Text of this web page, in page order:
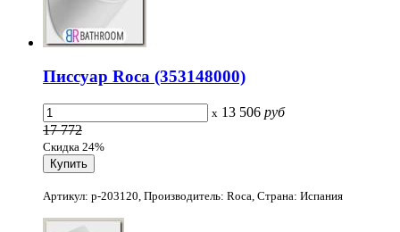
Писсуар Roca (353148000)
x 13 506 руб
17 772
Скидка 24%
Артикул: p-203120, Производитель: Roca, Страна: Испания